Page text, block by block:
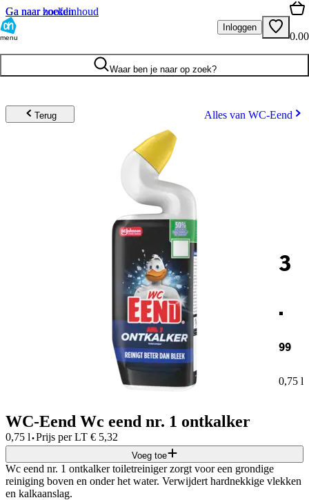
Ga naar hoofdinhoud
Ga naar zoeken
menu
Inloggen
0.00
Waar ben je naar op zoek?
Terug Alles van WC-Eend
3
.
99
0,75 l
WC-Eend Wc eend nr. 1 ontkalker
0,75 l·Prijs per LT € 5,32
Voeg toe
Wc eend nr. 1 ontkalker toiletreiniger zorgt voor een grondige
reiniging boven en onder het water. Verwijdert hardnekkige vlekken
en kalkaanslag.